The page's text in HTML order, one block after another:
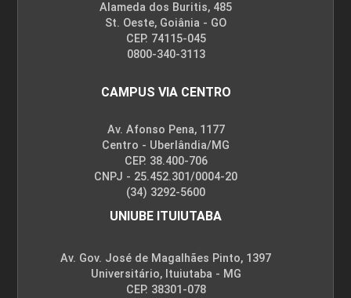
GESTÃO DE PROJETOS
45
GESTÃO ESTRATÉGICA
Alameda dos Buritis, 485
St. Oeste, Goiânia - GO
CEP. 74115-045
0800-340-3113
CAMPUS VIA CENTRO
Av. Afonso Pena, 1177
Centro - Uberlândia/MG
CEP. 38.400-706
CNPJ - 25.452.301/0004-20
(34) 3292-5600
UNIUBE ITUIUTABA
Av. Gov. José de Magalhães Pinto, 1397
Universitário, Ituiutaba - MG
CEP. 38301-078